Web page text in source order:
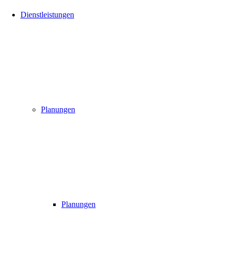
Dienstleistungen
Planungen
Planungen